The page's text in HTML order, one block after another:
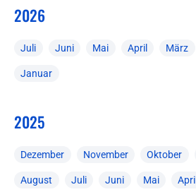
2026
Juli Juni Mai April März
Januar
2025
Dezember November Oktober
August Juli Juni Mai April